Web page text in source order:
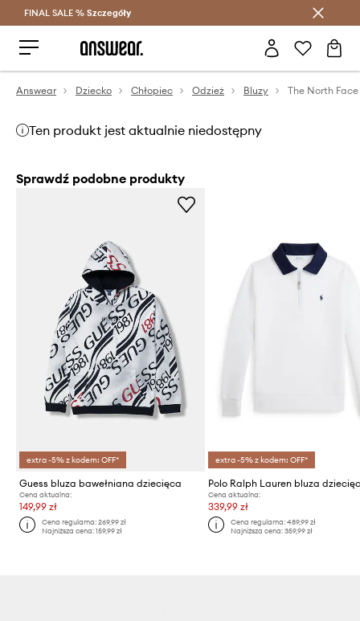
Oszczędzaj z Answear Club >
FINAL SALE % Szczegóły
Answear Dziecko Chłopiec Odzież Bluzy
Ten produkt jest aktualnie niedostępny
Sprawdź podobne produkty
extra -5% z kodem: OFF*
Guess bluza bawełniana dziecięca
Cena aktualna:
149,99 zł
Cena regularna:269,99 zł
Najniższa cena:159,99 zł
extra -5% z kodem: OFF*
Polo Ralph Lauren bluza
Cena aktualna:
339,99 zł
Cena regularna: 489,99 zł
Najniższa cena: 359,99 zł